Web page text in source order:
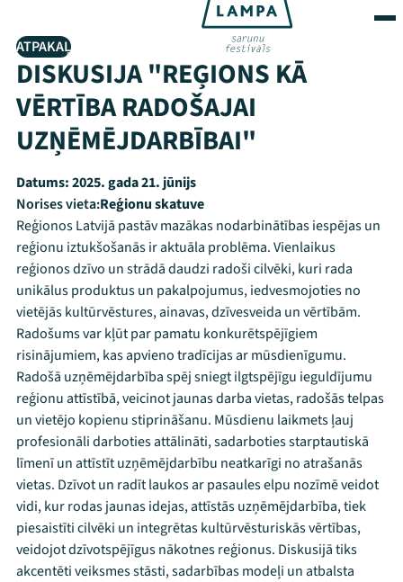
ATPAKAĻ
DISKUSIJA "REĢIONS KĀ
VĒRTĪBA RADOŠAJAI
UZŅĒMĒJDARBĪBAI"
Datums:2025. gada 21. jūnijs
Norises vieta:Reģionu skatuve
Reģionos Latvijā pastāv mazākas nodarbinātības iespējas un
reģionu iztukšošanās ir aktuāla problēma. Vienlaikus
reģionos dzīvo un strādā daudzi radoši cilvēki, kuri rada
unikālus produktus un pakalpojumus, iedvesmojoties no
vietējās kultūrvēstures, ainavas, dzīvesveida un vērtībām.
Radošums var kļūt par pamatu konkurētspējīgiem
risinājumiem, kas apvieno tradīcijas ar mūsdienīgumu.
Radošā uzņēmējdarbība spēj sniegt ilgtspējīgu ieguldījumu
reģionu attīstībā, veicinot jaunas darba vietas, radošās telpas
un vietējo kopienu stiprināšanu. Mūsdienu laikmets ļauj
profesionāli darboties attālināti, sadarboties starptautiskā
līmenī un attīstīt uzņēmējdarbību neatkarīgi no atrašanās
vietas. Dzīvot un radīt laukos ar pasaules elpu nozīmē veidot
vidi, kur rodas jaunas idejas, attīstās uzņēmējdarbība, tiek
piesaistīti cilvēki un integrētas kultūrvēsturiskās vērtības,
veidojot dzīvotspējīgus nākotnes reģionus. Diskusijā tiks
akcentēti veiksmes stāsti, sadarbības modeļi un atbalsta